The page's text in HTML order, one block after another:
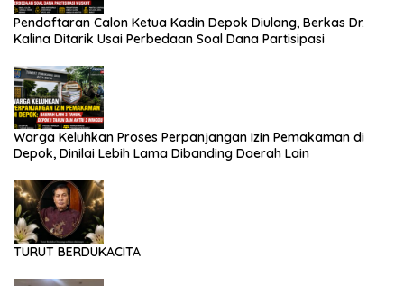
Pendaftaran Calon Ketua Kadin Depok Diulang, Berkas Dr.
Kalina Ditarik Usai Perbedaan Soal Dana Partisipasi
Warga Keluhkan Proses Perpanjangan Izin Pemakaman di
Depok, Dinilai Lebih Lama Dibanding Daerah Lain
TURUT BERDUKACITA